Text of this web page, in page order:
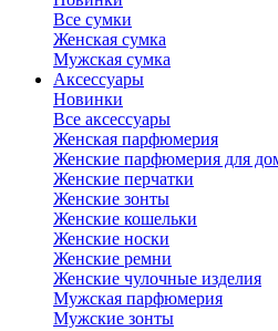
Все сумки
Женская сумка
Мужская сумка
Аксессуары
Новинки
Все аксессуары
Женская парфюмерия
Женские парфюмерия для
Женские перчатки
Женские зонты
Женские кошельки
Женские носки
Женские ремни
Женские чулочные изделия
Мужская парфюмерия
Мужские зонты